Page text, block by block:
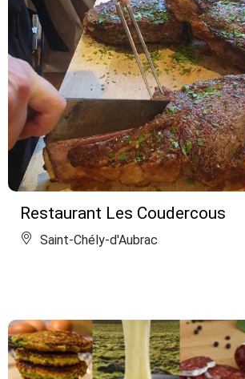
Restaurant Les Coudercous
Saint-Chély-d'Aubrac